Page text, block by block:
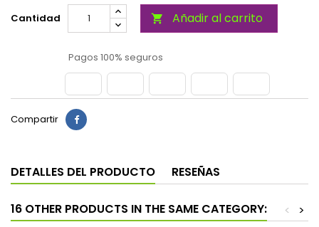
Cantidad  Añadir al carrito
Pagos 100% seguros
Compartir
DETALLES DEL PRODUCTO RESEÑAS
16 OTHER PRODUCTS IN THE SAME CATEGORY: >
<